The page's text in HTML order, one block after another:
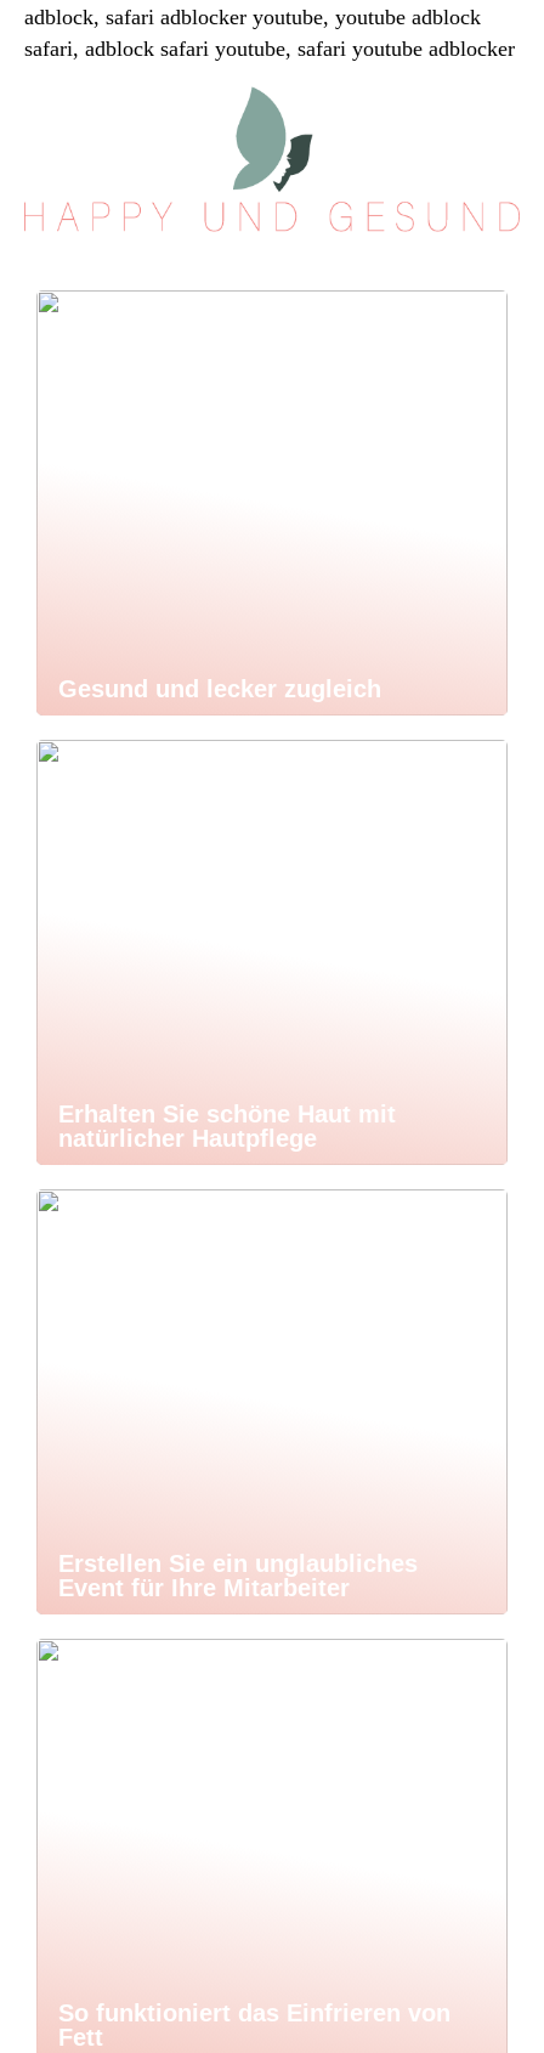
adblock, safari adblocker youtube, youtube adblock
safari, adblock safari youtube, safari youtube adblocker
Gesund und lecker zugleich
Erhalten Sie schöne Haut mit
natürlicher Hautpflege
Erstellen Sie ein unglaubliches
Event für Ihre Mitarbeiter
So funktioniert das Einfrieren von
Fett